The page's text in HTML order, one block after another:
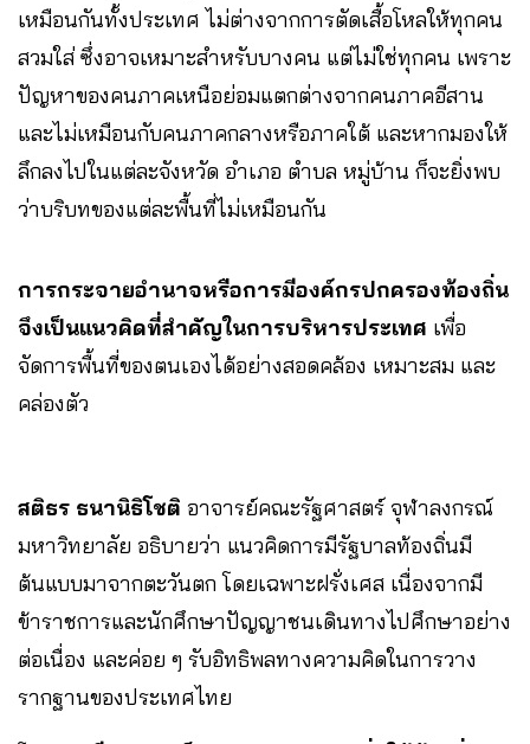
เหมือนกันทั้งประเทศ ไม่ต่างจากการตัดเสื้อโหลให้ทุกคน
สวมใส่ ซึ่งอาจเหมาะสำหรับบางคน แต่ไม่ใช่ทุกคน เพราะ
ปัญหาของคนภาคเหนือย่อมแตกต่างจากคนภาคอีสาน
และไม่เหมือนกับคนภาคกลางหรือภาคใต้ และหากมองให้
ลึกลงไปในแต่ละจังหวัด อำเภอ ตำบล หมู่บ้าน ก็จะยิ่งพบ
ว่าบริบทของแต่ละพื้นที่ไม่เหมือนกัน
การกระจายอำนาจหรือการมีองค์กรปกครองท้องถิ่น
จึงเป็นแนวคิดที่สำคัญในการบริหารประเทศ เพื่อ
จัดการพื้นที่ของตนเองได้อย่างสอดคล้อง เหมาะสม และ
คล่องตัว
สติธร ธนานิธิโชติ อาจารย์คณะรัฐศาสตร์ จุฬาลงกรณ์
มหาวิทยาลัย อธิบายว่า แนวคิดการมีรัฐบาลท้องถิ่นมี
ต้นแบบมาจากตะวันตก โดยเฉพาะฝรั่งเศส เนื่องจากมี
ข้าราชการและนักศึกษาปัญญาชนเดินทางไปศึกษาอย่าง
ต่อเนื่อง และค่อย ๆ รับอิทธิพลทางความคิดในการวาง
รากฐานของประเทศไทย